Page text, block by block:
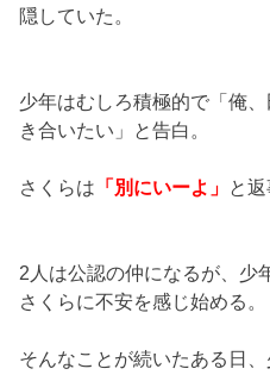
隠していた。
少年はむしろ積極的で「俺
き合いたい」と告白。
さくらは 「別にいーよ」 と返
2人は公認の仲になるが、少
さくらに不安を感じ始める。
そんなことが続いたある日